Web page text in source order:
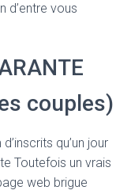
d’entre vous
couples)
qu’un jour
Toutefois un vrais
web brigue